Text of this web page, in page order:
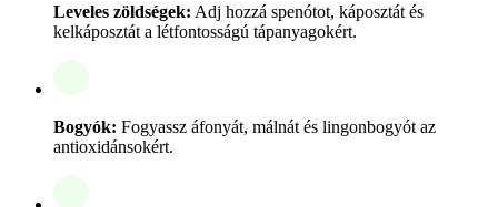
Leveles zöldségek: Adj hozzá spenótot, káposztát és
kelkáposztát a létfontosságú tápanyagokért.
Bogyók: Fogyassz áfonyát, málnát és lingonbogyót az
antioxidánsokért.